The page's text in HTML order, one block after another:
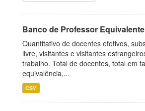
Banco de Professor
Quantitativo de docentes efetivos,
livre, visitantes e visitantes
trabalho. Total de docentes, total em
equivalência,...
CSV